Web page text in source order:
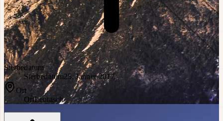
Sterbedatum
Sterbedatum25. Jänner 2017
Ort
OrtLeutasch